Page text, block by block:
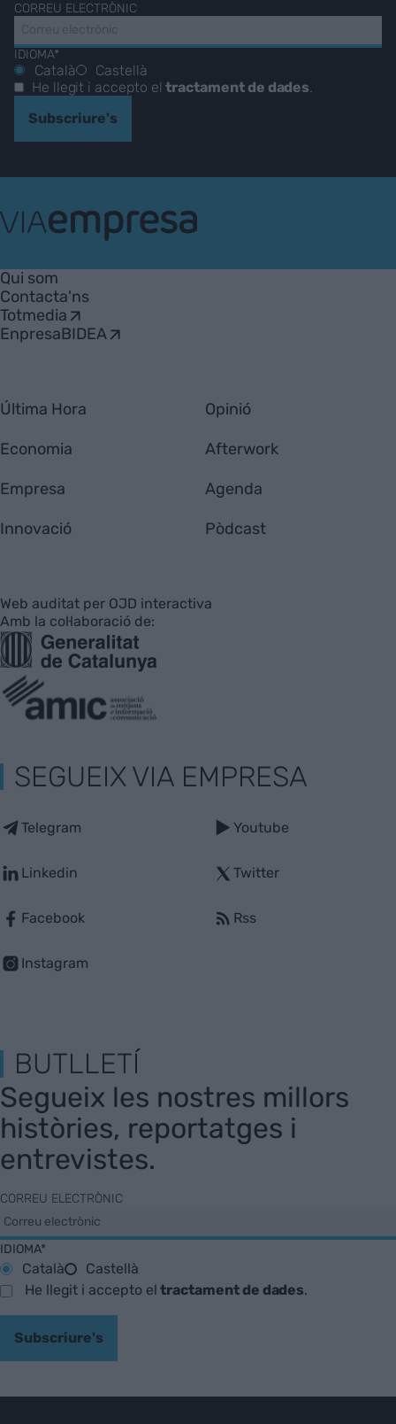
CORREU ELECTRÒNIC
IDIOMA*
Català
Castellà
He llegit i accepto eltractament de dades.
Subscriure's
Empresa
Qui som
Contacta'ns
Totmedia
EnpresaBIDEA
Última Hora
Economia
Empresa
Innovació
Opinió
Afterwork
Agenda
Pòdcast
Web auditat per OJD interactiva
Amb la col·laboració de:
SEGUEIX VIA EMPRESA
Telegram
Linkedin
Facebook
Instagram
Youtube
Twitter
Rss
BUTLLETÍ
Segueix les nostres millors
històries, reportatges i
entrevistes.
CORREU ELECTRÒNIC
IDIOMA*
Català
Castellà
He llegit i accepto eltractament de dades.
Subscriure's